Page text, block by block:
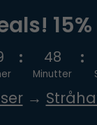
48
Minutter
→